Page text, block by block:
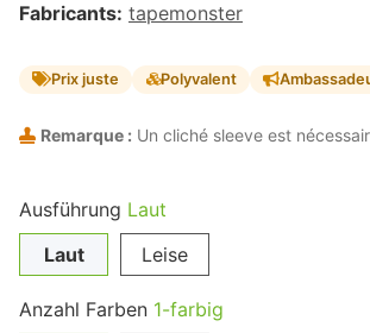
Fabricants: tapemonster
Prix juste Polyvalent
Remarque : Un cliché sleeve est
Ausführung Laut
Laut
Leise
Anzahl Farben 1-farbig